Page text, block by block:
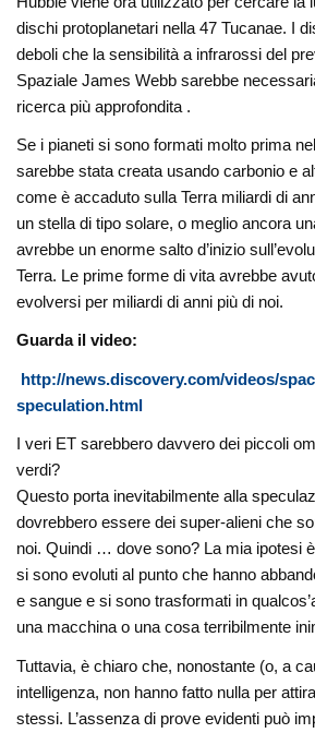
dischi protoplanetari nella 47 Tucanae. I
deboli che la sensibilità a infrarossi del
Spaziale James Webb sarebbe
ricerca più approfondita .
Se i pianeti si sono formati molto prima
sarebbe stata creata usando carbonio e
come è accaduto sulla Terra miliardi di
un stella di tipo solare, o meglio ancora
avrebbe un enorme salto d’inizio
Terra. Le prime forme di vita avrebbe
evolversi per miliardi di anni più di noi.
Guarda il video:
http://news.discovery.com/videos/
speculation.html
I veri ET sarebbero davvero dei piccoli
verdi?
Questo porta inevitabilmente alla
dovrebbero essere dei super-alieni che
noi. Quindi … dove sono? La mia ipotesi
si sono evoluti al punto che hanno
e sangue e si sono trasformati in
una macchina o una cosa terribilmente
Tuttavia, è chiaro che, nonostante (o, a
intelligenza, non hanno fatto nulla per
stessi. L’assenza di prove evidenti può